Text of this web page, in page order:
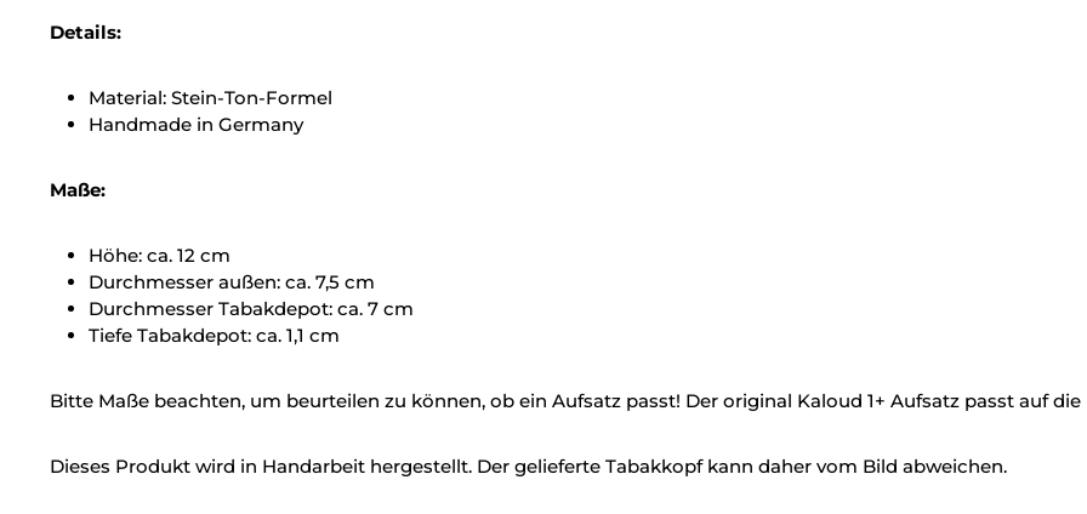
Details:
Material: Stein-Ton-Formel
Handmade in Germany
Maße:
Höhe: ca. 12 cm
Durchmesser außen: ca. 7,5 cm
Durchmesser Tabakdepot: ca. 7 cm
Tiefe Tabakdepot: ca. 1,1 cm
Bitte Maße beachten, um beurteilen zu können, ob ein Aufsatz passt! Der original Kaloud 1+ Aufsatz passt auf die
Dieses Produkt wird in Handarbeit hergestellt. Der gelieferte Tabakkopf kann daher vom Bild abweichen.